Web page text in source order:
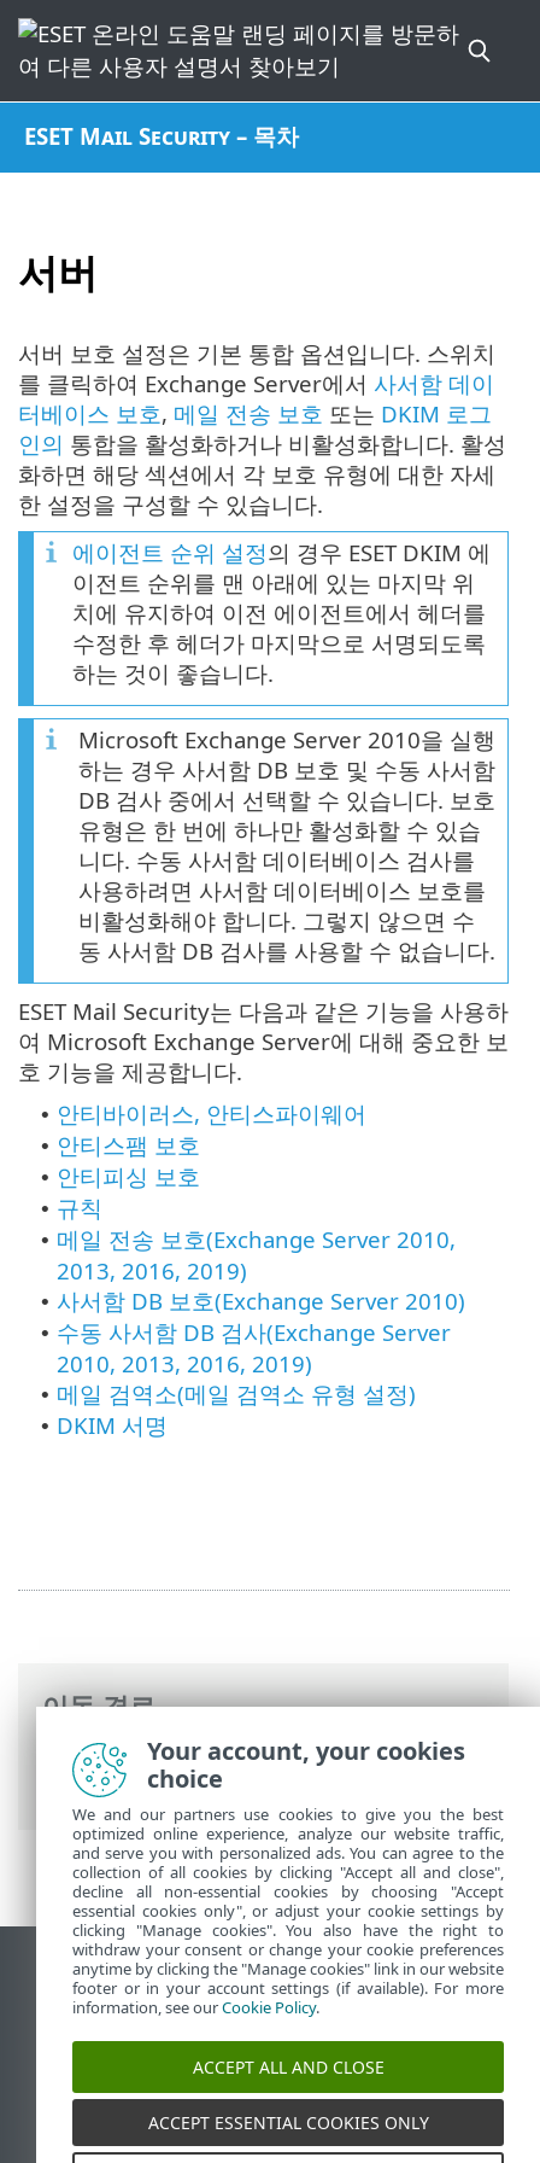
ESET Mail Security – 목차
서버
이동 경로
ESET 온라인 도움말>ESET Mail Security>
고급 설정
> 서버
서버 보호 설정은 기본 통합 옵션입니다. 스위치
를 클릭하여 Exchange Server에서 사서함 데이
터베이스 보호, 메일 전송 보호 또는 DKIM 로그
인의 통합을 활성화하거나 비활성화합니다. 활성
화하면 해당 섹션에서 각 보호 유형에 대한 자세
한 설정을 구성할 수 있습니다.
에이전트 순위 설정의 경우 ESET DKIM 에
이전트 순위를 맨 아래에 있는 마지막 위
치에 유지하여 이전 에이전트에서 헤더를
수정한 후 헤더가 마지막으로 서명되도록
하는 것이 좋습니다.
Microsoft Exchange Server 2010을 실행
하는 경우 사서함 DB 보호 및 수동 사서함
DB 검사 중에서 선택할 수 있습니다. 보호
유형은 한 번에 하나만 활성화할 수 있습
니다. 수동 사서함 데이터베이스 검사를
사용하려면 사서함 데이터베이스 보호를
비활성화해야 합니다. 그렇지 않으면 수
동 사서함 DB 검사를 사용할 수 없습니다.
ESET Mail Security는 다음과 같은 기능을 사용하
여 Microsoft Exchange Server에 대해 중요한 보
호 기능을 제공합니다.
• 안티바이러스, 안티스파이웨어
• 안티스팸 보호
• 안티피싱 보호
• 규칙
• 메일 전송 보호(Exchange Server 2010,
2013, 2016, 2019)
• 사서함 DB 보호(Exchange Server 2010)
• 수동 사서함 DB 검사(Exchange Server
2010, 2013, 2016, 2019)
• 메일 검역소(메일 검역소 유형 설정)
• DKIM 서명
데스크톱 사이트 보기
End of Life
ESET 지식 베이스
ESET Status Portal
국가별 지원
Your account, your cookies
choice
We and our partners use cookies to give you the best
optimized online experience, analyze our website traffic,
and serve you with personalized ads. You can agree to the
collection of all cookies by clicking "Accept all and close",
decline all non-essential cookies by choosing "Accept
essential cookies only", or adjust your cookie settings by
clicking "Manage cookies". You also have the right to
withdraw your consent or change your cookie preferences
anytime by clicking the "Manage cookies" link in our website
footer or in your account settings (if available). For more
information, see ourCookie Policy.
ACCEPT ALL AND CLOSE
ACCEPT ESSENTIAL COOKIES ONLY